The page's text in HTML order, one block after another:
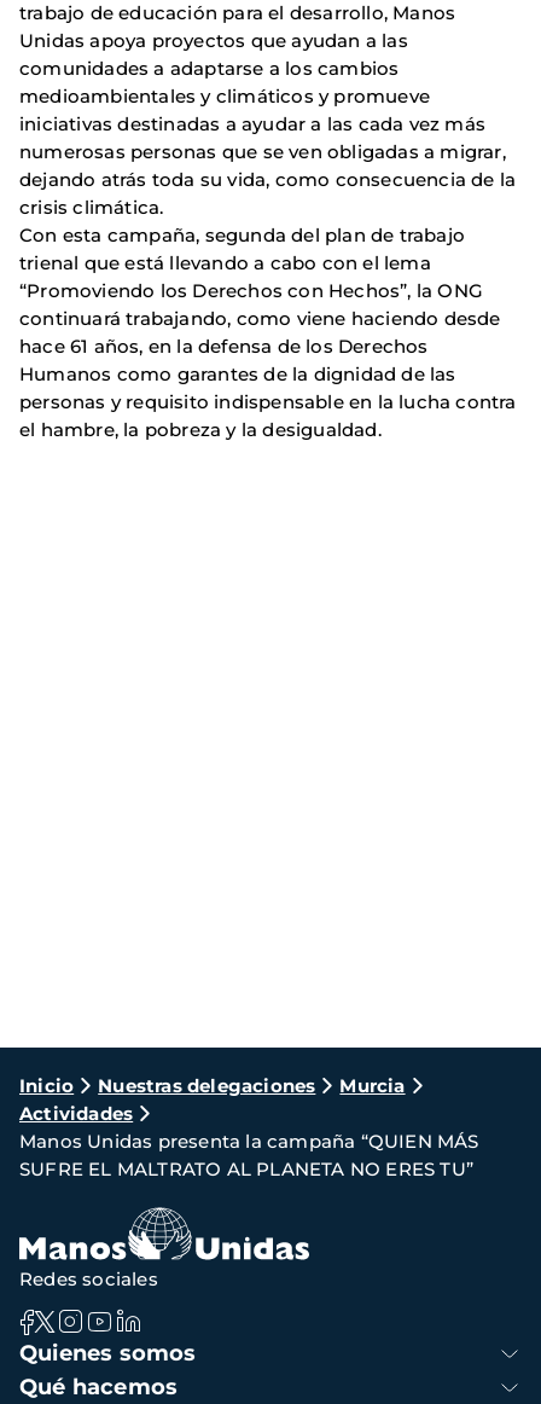
trabajo de educación para el desarrollo, Manos
Unidas apoya proyectos que ayudan a las
comunidades a adaptarse a los cambios
medioambientales y climáticos y promueve
iniciativas destinadas a ayudar a las cada vez más
numerosas personas que se ven obligadas a migrar,
dejando atrás toda su vida, como consecuencia de la
crisis climática.
Con esta campaña, segunda del plan de trabajo
trienal que está llevando a cabo con el lema
“Promoviendo los Derechos con Hechos”, la ONG
continuará trabajando, como viene haciendo desde
hace 61 años, en la defensa de los Derechos
Humanos como garantes de la dignidad de las
personas y requisito indispensable en la lucha contra
el hambre, la pobreza y la desigualdad.
Ruta
de
navegación
Inicio Nuestras delegaciones
Murcia
Actividades
Manos Unidas presenta la campaña “QUIEN MÁS
SUFRE EL MALTRATO AL PLANETA NO ERES TU”
Navegación
principal
Quienes somos
Qué hacemos
Redes sociales